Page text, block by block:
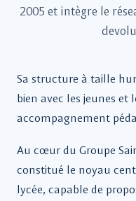
2005 et intègre le
Sa structure à taille
bien avec les jeunes
accompagnement
Au cœur du Groupe
constitué le noyau
lycée, capable de